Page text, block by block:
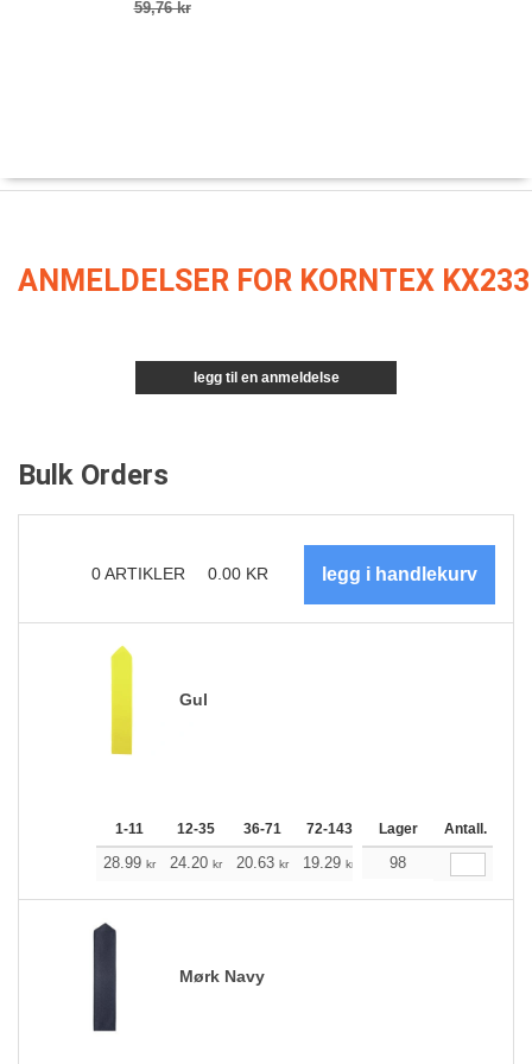
59,76 kr
ANMELDELSER FOR KORNTEX KX233
legg til en anmeldelse
Bulk Orders
0ARTIKLER 0.00 KR
Gul
1-11 12-35 36-71 72-143 144-287 288 +
Lager Antall.
28.99 kr 24.20 kr 20.63 kr 19.29 kr 18.40
98
Mørk Navy